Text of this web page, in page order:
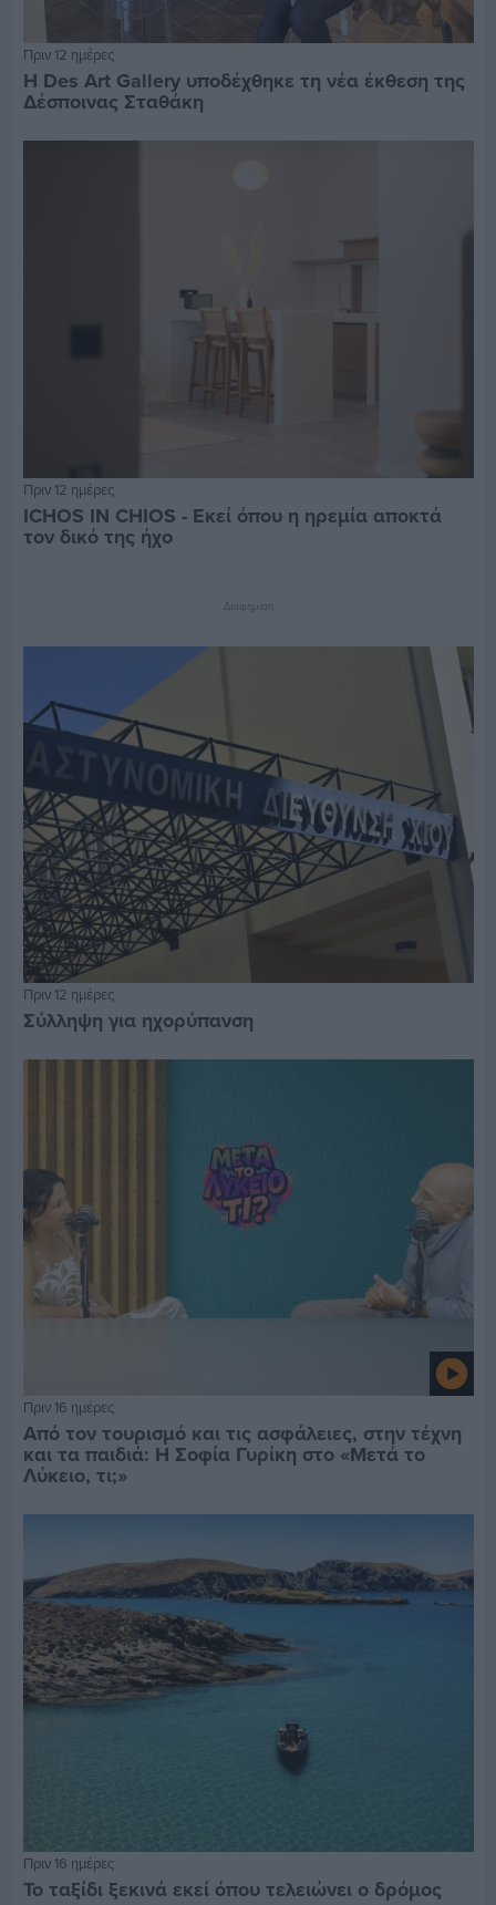
Πριν 12 ημέρες
Η Des Art Gallery υποδέχθηκε τη νέα έκθεση της
Δέσποινας Σταθάκη
Πριν 12 ημέρες
ICHOS IN CHIOS - Εκεί όπου η ηρεμία αποκτά
τον δικό της ήχο
Διαφήμιση
Πριν 12 ημέρες
Σύλληψη για ηχορύπανση
Πριν 16 ημέρες
Από τον τουρισμό και τις ασφάλειες, στην τέχνη
και τα παιδιά: Η Σοφία Γυρίκη στο «Μετά το
Λύκειο, τι;»
Πριν 16 ημέρες
Το ταξίδι ξεκινά εκεί όπου τελειώνει ο δρόμος